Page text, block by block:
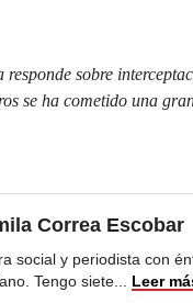
responde sobre
se ha cometido una
Correa Escobar
social y periodista con
Tengo siete
Leer